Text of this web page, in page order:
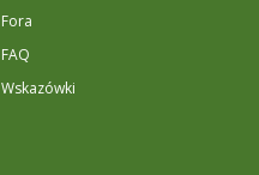
Fora
FAQ
Wskazówki